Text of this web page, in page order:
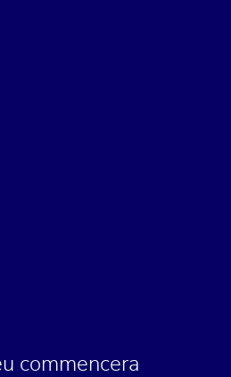
commencera